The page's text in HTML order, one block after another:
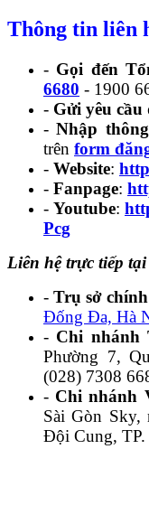
Thông tin liên
- Gọi đến
6680 - 1900
- Gửi yêu
-Nhập
trên form
- Website:
- Fanpage:
- Youtube:
Pcg
Liên hệ trực tiếp
- Trụ sở chính
Đống Đa, Hà
- Chi nhánh
Phường 7,
(028) 7308
- Chi nhánh
Sài Gòn Sky,
Đội Cung,